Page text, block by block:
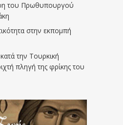
του Πρωθυπουργού
στην εκπομπή
την Τουρκική
πληγή της φρίκης του